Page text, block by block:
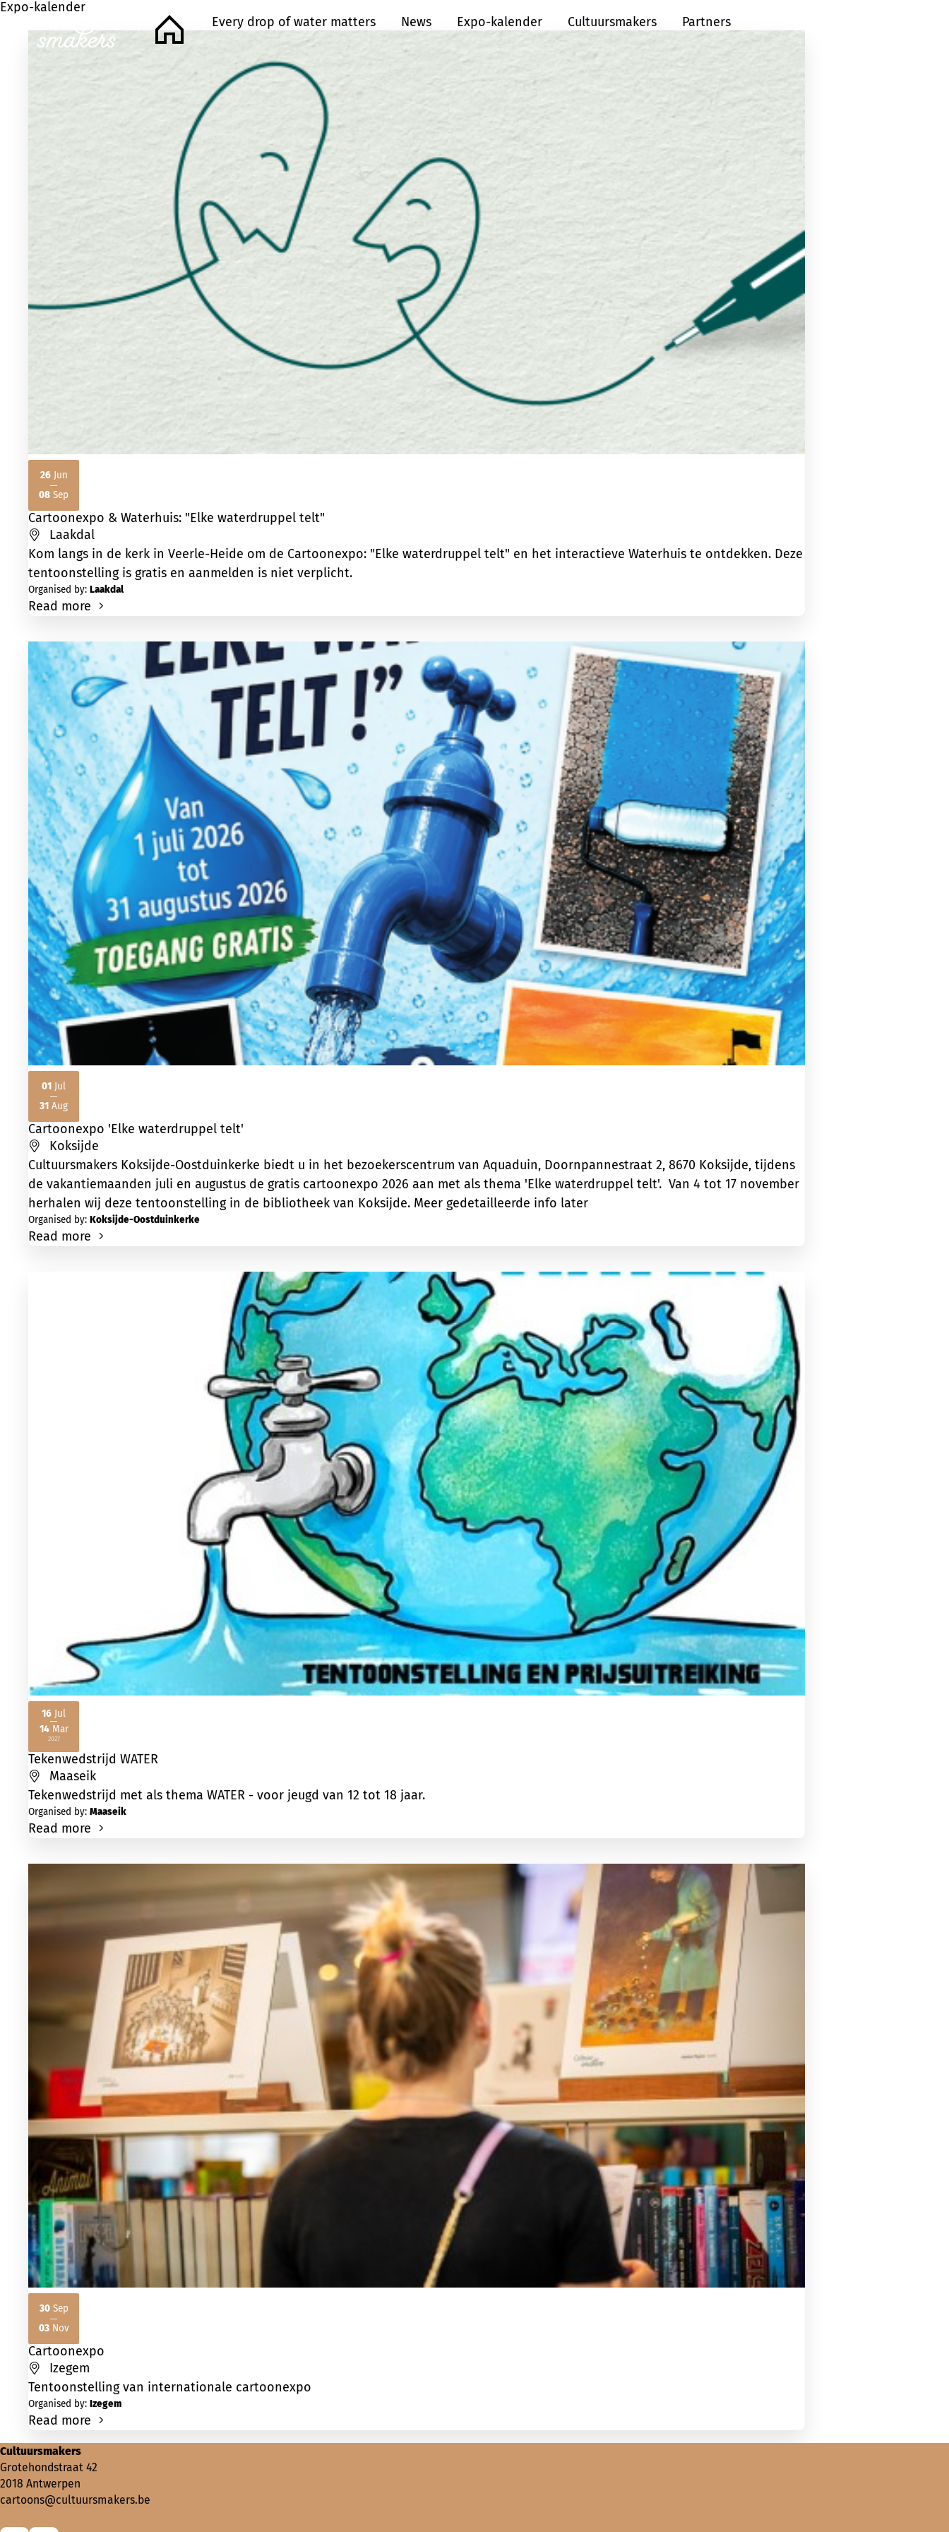
Home
Every drop of water matters News Expo-kalender Cultuursmakers Partners
Expo-kalender
Cartoonexpo & Waterhuis: "Elke waterdruppel telt"
Laakdal
Kom langs in de kerk in Veerle-Heide om de Cartoonexpo: "Elke waterdruppel telt" en het interactieve Waterhuis te ontdekken. Deze
tentoonstelling is gratis en aanmelden is niet verplicht.
Organised by: Laakdal
Read more
26Jun
2026
08 Sep
2026
Cartoonexpo 'Elke waterdruppel telt'
Koksijde
Cultuursmakers Koksijde-Oostduinkerke biedt u in het bezoekerscentrum van Aquaduin, Doornpannestraat 2, 8670 Koksijde, tijdens
de vakantiemaanden juli en augustus de gratis cartoonexpo 2026 aan met als thema 'Elke waterdruppel telt'. Van 4 tot 17 november
herhalen wij deze tentoonstelling in de bibliotheek van Koksijde. Meer gedetailleerde info later
Organised by: Koksijde-Oostduinkerke
Read more
01 Jul
2026
31 Aug
2026
Tekenwedstrijd WATER
Maaseik
Tekenwedstrijd met als thema WATER - voor jeugd van 12 tot 18 jaar.
Organised by: Maaseik
Read more
16 Jul
2026
14Mar
2027
Cartoonexpo
Izegem
Tentoonstelling van internationale cartoonexpo
Organised by: Izegem
Read more
30Sep
2026
03Nov
2026
Cultuursmakers
Grotehondstraat 42
2018 Antwerpen
cartoons@cultuursmakers.be